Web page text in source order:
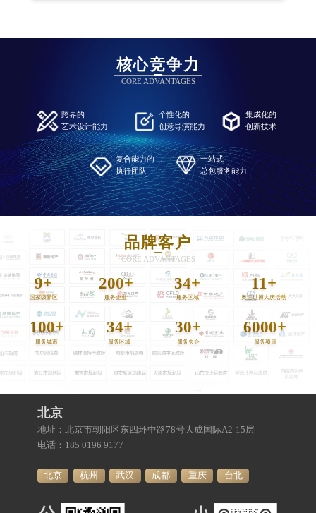
核心竞争力
CORE ADVANTAGES
跨界的
艺术设计能力
个性化的
创意导演能力
集成化的
创新技术
复合能力的
执行团队
一站式
总包服务能力
品牌客户
CORE ADVANTAGES
9+
国家级新区
200+
服务企业
34+
服务区域
11+
奥运世博大庆活动
100+
服务城市
34+
服务区域
30+
服务央企
6000+
服务项目
北京
地址：北京市朝阳区东四环中路78号大成国际A2-15层
电话：185 0196 9177
北京 杭州 武汉 成都 重庆 台北